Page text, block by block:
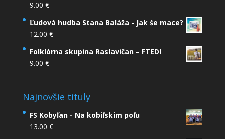
9.00 €
Ľudová hudba Stana Baláža - Jak śe mace?
12.00 €
Folklórna skupina Raslavičan – FTEDI
9.00 €
Najnovšie tituly
FS Kobyľan - Na kobiľskim poľu
13.00 €